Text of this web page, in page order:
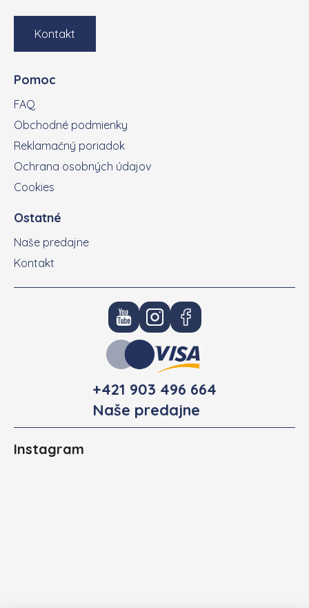
Kontakt
Pomoc
FAQ
Obchodné podmienky
Reklamačný poriadok
Ochrana osobných údajov
Cookies
Ostatné
Naše predajne
Kontakt
+421 903 496 664
Naše predajne
Instagram